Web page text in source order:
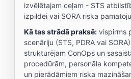
izvēlētajam ceļam - STS
izpildei vai SORA riska
Kā tas strādā praksē: vispirms
scenāriju (STS, PDRA vai
strukturējam ConOps un
procedūrām, personāla
un pierādāmiem riska